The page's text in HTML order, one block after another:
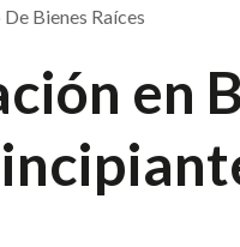
Bienes Raíces
en